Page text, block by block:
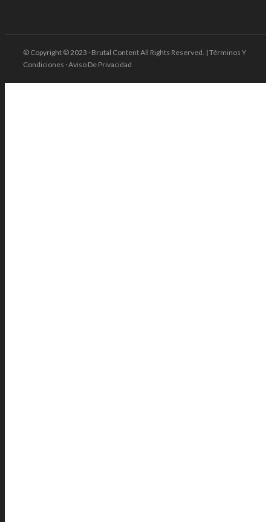
© Copyright © 2023 · Brutal Content All Rights Reserved. | Términos Y
Condiciones · Aviso De Privacidad